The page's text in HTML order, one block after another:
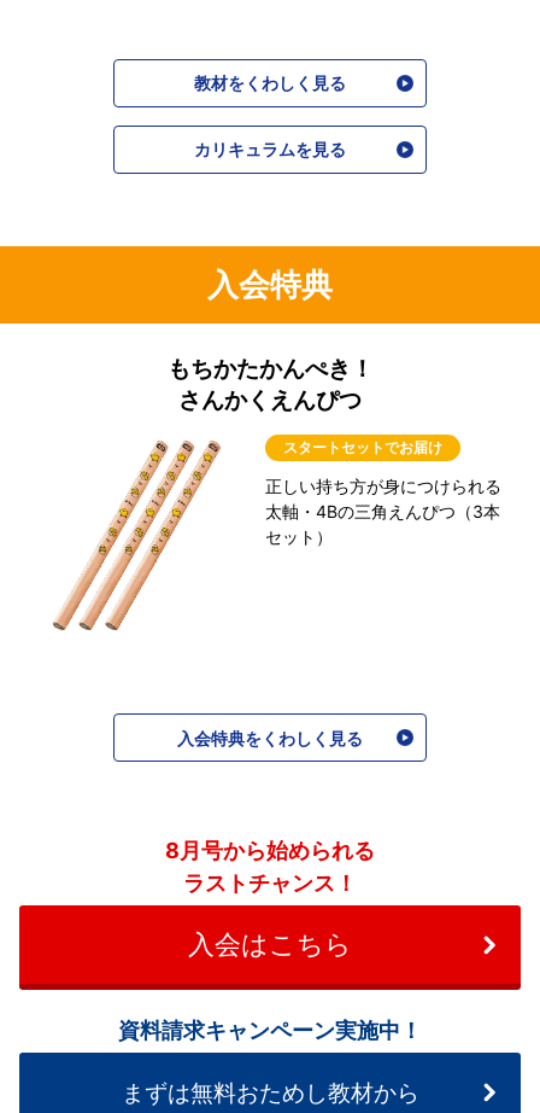
教材をくわしく見る
カリキュラムを見る
入会特典
もちかたかんぺき！
さんかくえんぴつ
スタートセットでお届け
正しい持ち方が身につけられる
太軸・4Bの三角えんぴつ（3本
セット）
入会特典をくわしく見る
8月号から始められる
ラストチャンス！
入会はこちら
資料請求キャンペーン実施中！
まずは無料おためし教材から